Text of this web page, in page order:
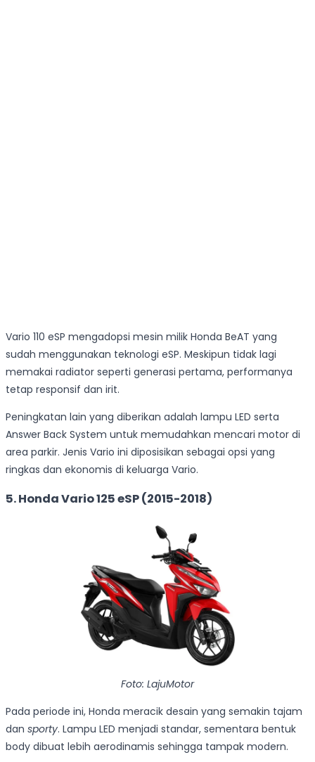
Vario 110 eSP mengadopsi mesin milik Honda BeAT yang
sudah menggunakan teknologi eSP. Meskipun tidak lagi
memakai radiator seperti generasi pertama, performanya
tetap responsif dan irit.
Peningkatan lain yang diberikan adalah lampu LED serta
Answer Back System untuk memudahkan mencari motor di
area parkir. Jenis Vario ini diposisikan sebagai opsi yang
ringkas dan ekonomis di keluarga Vario.
5.Honda Vario 125 eSP (2015-2018)
Foto: LajuMotor
Pada periode ini, Honda meracik desain yang semakin tajam
dan sporty. Lampu LED menjadi standar, sementara bentuk
body dibuat lebih aerodinamis sehingga tampak modern.